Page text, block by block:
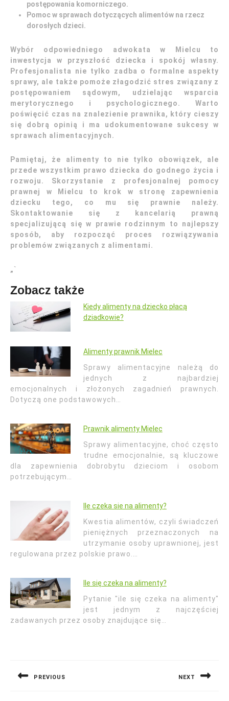
postępowania komorniczego.
Pomoc w sprawach dotyczących alimentów na rzecz
dorosłych dzieci.
Wybór odpowiedniego adwokata w Mielcu to
inwestycja w przyszłość dziecka i spokój własny.
Profesjonalista nie tylko zadba o formalne aspekty
sprawy, ale także pomoże złagodzić stres związany z
postępowaniem sądowym, udzielając wsparcia
merytorycznego i psychologicznego. Warto
poświęcić czas na znalezienie prawnika, który cieszy
się dobrą opinią i ma udokumentowane sukcesy w
sprawach alimentacyjnych.
Pamiętaj, że alimenty to nie tylko obowiązek, ale
przede wszystkim prawo dziecka do godnego życia i
rozwoju. Skorzystanie z profesjonalnej pomocy
prawnej w Mielcu to krok w stronę zapewnienia
dziecku tego, co mu się prawnie należy.
Skontaktowanie się z kancelarią prawną
specjalizującą się w prawie rodzinnym to najlepszy
sposób, aby rozpocząć proces rozwiązywania
problemów związanych z alimentami.
„`
Zobacz także
Kiedy alimenty na dziecko płacą
dziadkowie?
Alimenty prawnik Mielec
Sprawy alimentacyjne należą do
jednych z najbardziej
emocjonalnych i złożonych zagadnień prawnych.
Dotyczą one podstawowych…
Prawnik alimenty Mielec
Sprawy alimentacyjne, choć często
trudne emocjonalnie, są kluczowe
dla zapewnienia dobrobytu dzieciom i osobom
potrzebującym…
Ile czeka sie na alimenty?
Kwestia alimentów, czyli świadczeń
pieniężnych przeznaczonych na
utrzymanie osoby uprawnionej, jest
regulowana przez polskie prawo.…
Ile się czeka na alimenty?
Pytanie "ile się czeka na alimenty"
jest jednym z najczęściej
zadawanych przez osoby znajdujące się…
PREVIOUS NEXT